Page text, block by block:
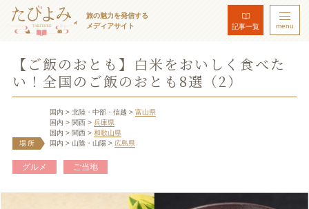
旅の魅力を発信する
メディアサイト
記事一覧 menu
【ご飯のおとも】白米をおいしく食べた
い！全国のご飯のおとも8選（2）
場所
国内 > 北陸・中部・信越 > 富山県
国内 > 関西 > 兵庫県
国内 > 関西 > 和歌山県
国内 > 山陰・山陽 > 広島県
グルメ ご当地